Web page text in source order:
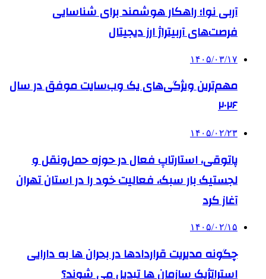
آربی نوا؛ راهکار هوشمند برای شناسایی
فرصت‌های آربیتراژ ارز دیجیتال
۱۴۰۵/۰۳/۱۷
مهم‌ترین ویژگی‌های یک وب‌سایت موفق در سال
۲۰۲۶
۱۴۰۵/۰۲/۲۳
پاتوقی، استارتاپ فعال در حوزه حمل‌ونقل و
لجستیک بار سبک، فعالیت خود را در استان تهران
آغاز کرد
۱۴۰۵/۰۲/۱۵
چگونه مدیریت قراردادها در بحران ها به دارایی
استراتژیک سازمان ها تبدیل می شوند؟